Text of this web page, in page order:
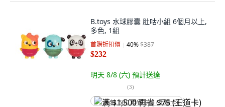
B.toys 水球膠囊 肚咕小組 6個月以上,
多色, 1組
首購折扣價 40%$387
$232
明天 8/8 (六) 預計送達
(3)
满 $1,500 再省 $75 (王道卡)